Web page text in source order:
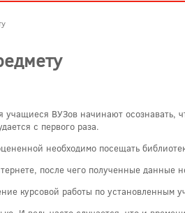
ВУЗов начинают осознавать,
с первого раза.
необходимо посещать
после чего полученные данные
курсовой работы по установленным